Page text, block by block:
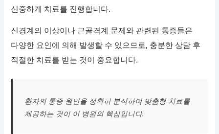
신중하게 치료를 진행합니다.
신경계의 이상이나 근골격계 문제와 관련된 통증들은
다양한 요인에 의해 발생할 수 있으므로, 충분한 상담 후
적절한 치료를 받는 것이 중요합니다.
환자의 통증 원인을 정확히 분석하여 맞춤형 치료를
제공하는 것이 이 병원의 핵심입니다.